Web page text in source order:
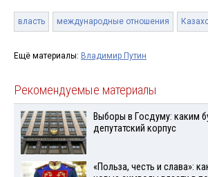
власть международные отношения
Ещё материалы: Владимир Путин
Рекомендуемые материалы
Выборы в Госдуму: каким
депутатский корпус
«Польза, честь и слава»: